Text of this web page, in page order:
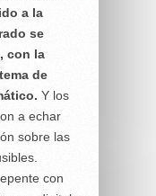
a la
se
con la
de
Y los
a echar
sobre las
con